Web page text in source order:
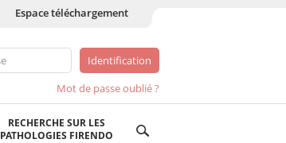
Espace téléchargement
Mot de passe oublié ?
RECHERCHE SUR LES
PATHOLOGIES FIRENDO